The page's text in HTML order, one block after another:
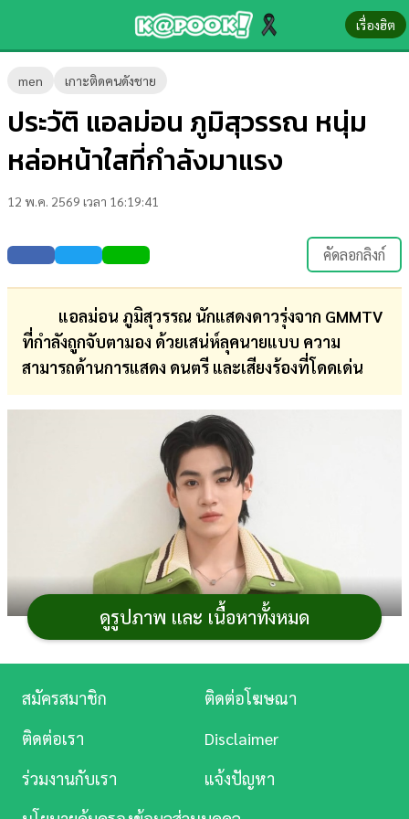
เรื่องฮิต
men เกาะติดคนดังชาย
ประวัติ แอลม่อน ภูมิสุวรรณ หนุ่ม
หล่อหน้าใสที่กำลังมาแรง
12 พ.ค. 2569 เวลา 16:19:41
คัดลอกลิงก์
แอลม่อน ภูมิสุวรรณ นักแสดงดาวรุ่งจาก GMMTV
ที่กำลังถูกจับตามอง ด้วยเสน่ห์ลุคนายแบบ ความ
สามารถด้านการแสดง ดนตรี และเสียงร้องที่โดดเด่น
ดูรูปภาพ และ เนื้อหาทั้งหมด
ข่าว-
ความ
รู้
บันเทิง
ตรวจ
ผล
บอล
สด
บันเทิง
ดู
Music
สมัครสมาชิก
ติดต่อโฆษณา
ติดต่อเรา
Disclaimer
ร่วมงานกับเรา
แจ้งปัญหา